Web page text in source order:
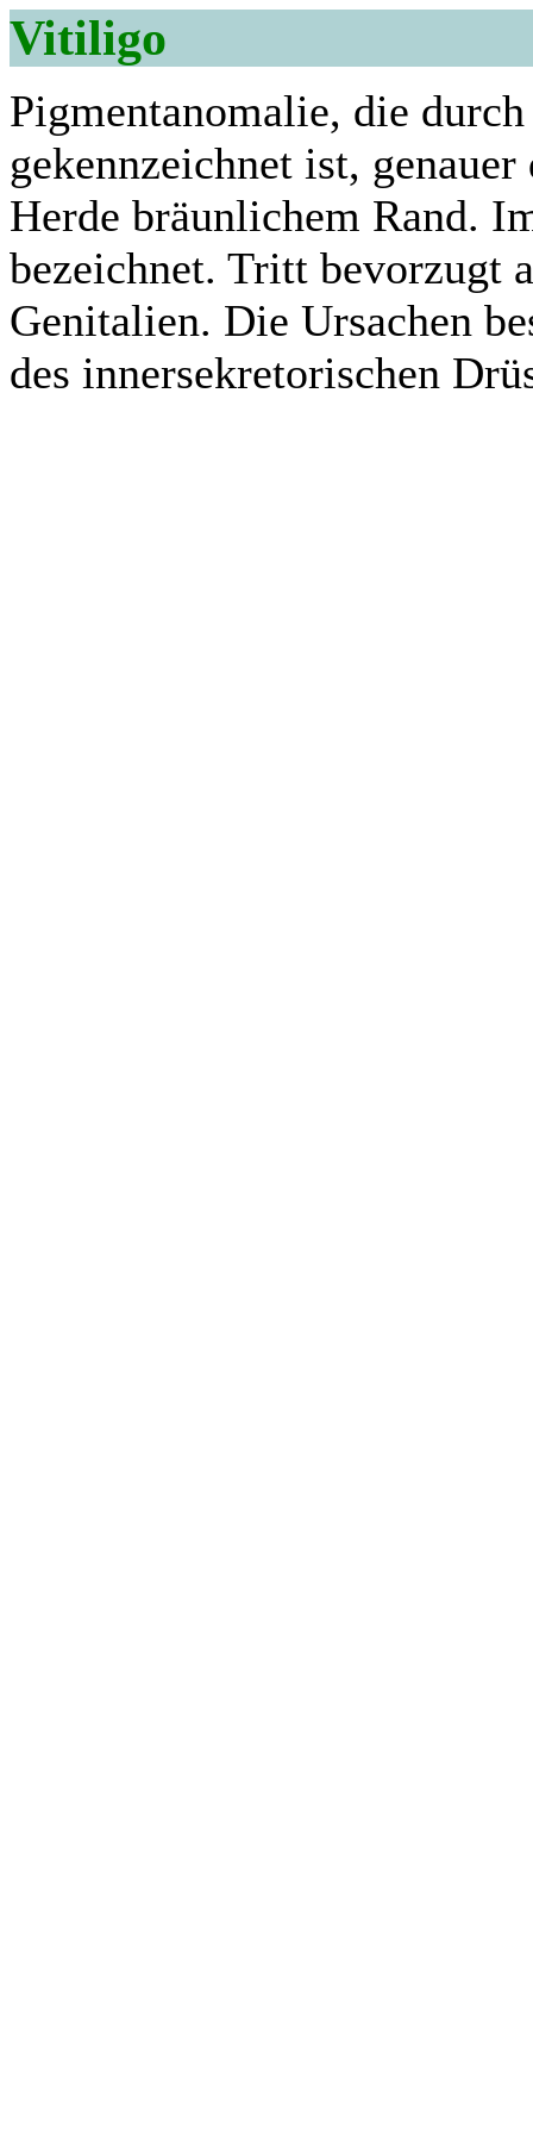
Vitiligo
Pigmentanomalie, die
gekennzeichnet ist,
Herde bräunlichem Rand.
bezeichnet. Tritt bevorzugt
Genitalien. Die Ursachen
des innersekretorischen